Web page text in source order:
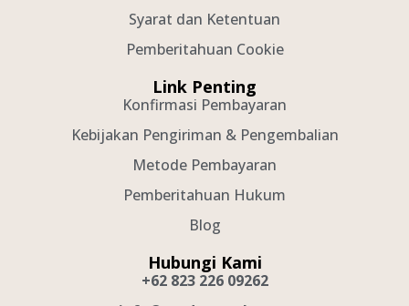
Syarat dan Ketentuan
Pemberitahuan Cookie
Link Penting
Konfirmasi Pembayaran
Kebijakan Pengiriman & Pengembalian
Metode Pembayaran
Pemberitahuan Hukum
Blog
Hubungi Kami
+62 823 226 09262